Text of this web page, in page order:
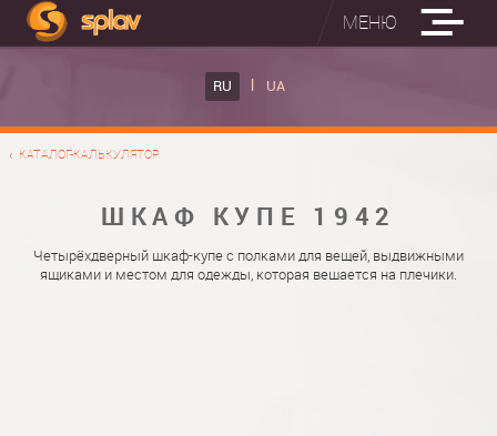
МЕНЮ
RU UA
КАТАЛОГ-КАЛЬКУЛЯТОР
ШКАФ КУПЕ 1942
Четырёхдверный шкаф-купе с полками для вещей, выдвижными
ящиками и местом для одежды, которая вешается на плечики.
ВСТРОЕННЫЕ ГЛАДИЛЬНЫЕ ДОСКИ
НАСТЕННАЯ ГЛАДИЛЬНАЯ ДОСКА "РУСАЛКА"
ФОТО ШКАФОВ КУПЕ
МАТЕРИАЛЫ
ФУРНИТУРА
О НАС